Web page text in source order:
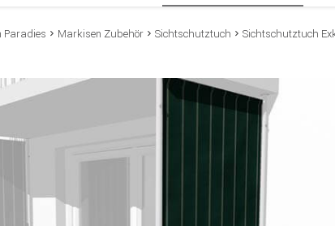
Paradies Markisen Zubehör Sichtschutztuch Sichtschutztuch